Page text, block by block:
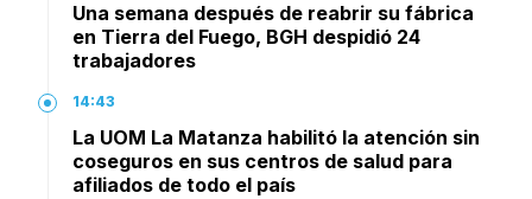
Una semana después de reabrir su fábrica
en Tierra del Fuego, BGH despidió 24
trabajadores
14:43
La UOM La Matanza habilitó la atención sin
coseguros en sus centros de salud para
afiliados de todo el país